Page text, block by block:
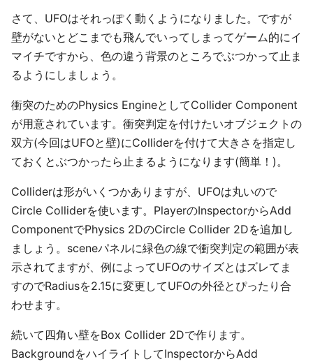
さて、UFOはそれっぽく動くようになりました。ですが
壁がないとどこまでも飛んでいってしまってゲーム的にイ
マイチですから、色の違う背景のところでぶつかって止ま
るようにしましょう。
衝突のためのPhysics EngineとしてCollider Component
が用意されています。衝突判定を付けたいオブジェクトの
双方(今回はUFOと壁)にColliderを付けて大きさを指定し
ておくとぶつかったら止まるようになります(簡単！)。
Colliderは形がいくつかありますが、UFOは丸いので
Circle Colliderを使います。PlayerのInspectorからAdd
ComponentでPhysics 2DのCircle Collider 2Dを追加し
ましょう。sceneパネルに緑色の線で衝突判定の範囲が表
示されてますが、例によってUFOのサイズとはズレてま
すのでRadiusを2.15に変更してUFOの外径とぴったり合
わせます。
続いて四角い壁をBox Collider 2Dで作ります。
BackgroundをハイライトしてInspectorからAdd